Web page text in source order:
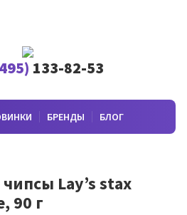
133-82-53
БРЕНДЫ БЛОГ
Lay’s stax
90 г